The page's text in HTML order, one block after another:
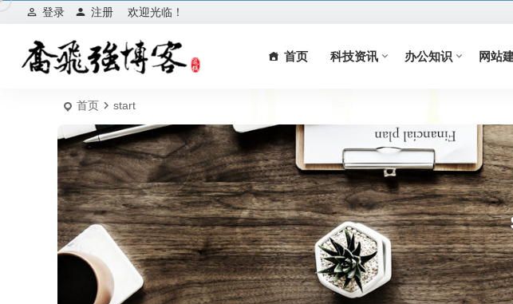
欢迎光临！
登录 注册
首页 科技资讯 办公知识 网站
首页 start